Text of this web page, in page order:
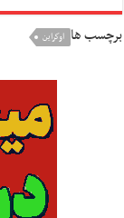
برچسب ها اوكراين